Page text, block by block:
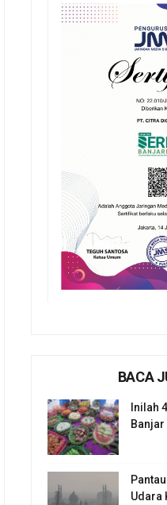
BACA
Inilah
Banjar
Udara